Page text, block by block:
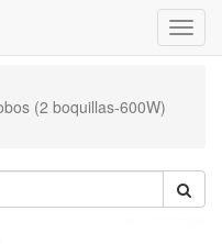
Menú
de
(2 boquillas-600W)